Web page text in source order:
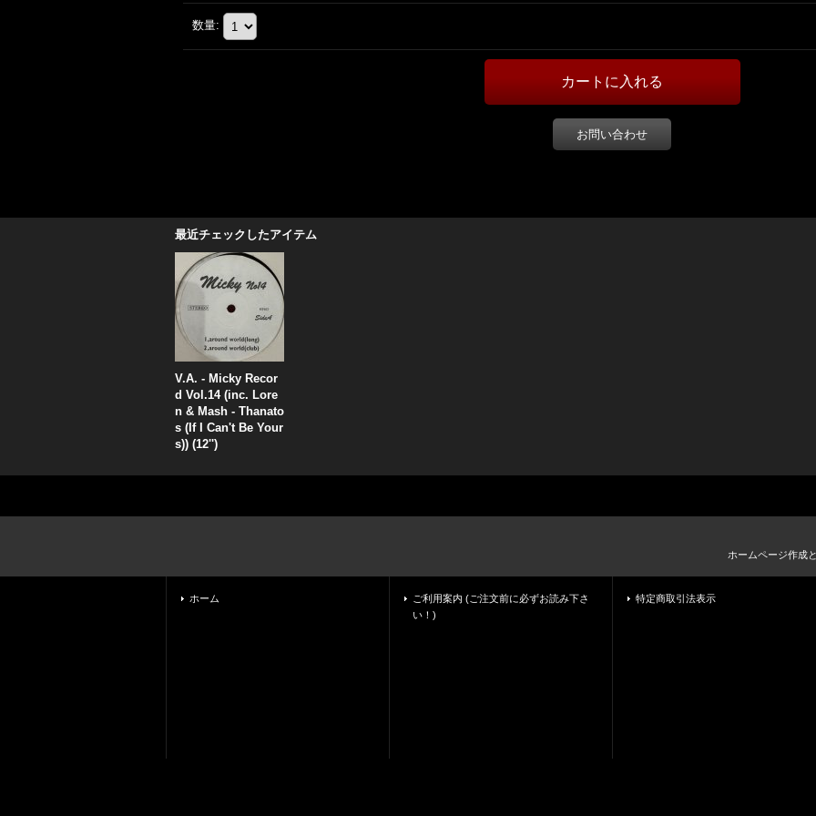
数量:
お問い合わせ
最近チェックしたアイテム
V.A. - Micky Recor
d Vol.14 (inc. Lore
n & Mash - Thanato
s (If I Can't Be Your
s)) (12'')
ホームページ作成
ホーム
ご利用案内 (ご注文前に必ずお読み下さ
い！)
特定商取引法表示